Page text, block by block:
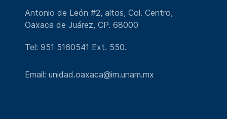
Antonio de León #2, altos, Col. Centro,
Oaxaca de Juárez, CP. 68000
Tel: 951 5160541 Ext. 550.
Email: unidad.oaxaca@im.unam.mx